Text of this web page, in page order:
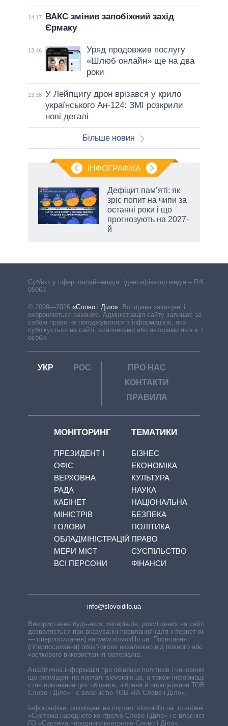
14:17
ВАКС змінив запобіжний захід
Єрмаку
13:46
Уряд продовжив послугу
«Шлюб онлайн» ще на два
роки
13:38 У Лейпцигу дрон врізався у крило
українського Ан-124: ЗМІ розкрили
нові деталі
Більше новин
ІНФОГРАФІКА
Дефіцит пам’яті: як
зріс попит на чипи за
останні роки і що
прогнозують на 2027-
й
Cуб'єкт у сфері онлайн-медіа. Ідентифікатор медіа – R40-
05063
© 2009—2026 «Слово і Діло» Всі права захищені і
охороняються законом. Адміністрація сайту залишає за
собою право не погоджуватися з інформацією, яка
публікується на сайті, власниками або авторами якої є треті
особи.
УКР РОС
ПРО НАС
КОНТАКТИ
ПРАВИЛА
МОНІТОРИНГ
ПРЕЗИДЕНТ І
ОФІС
ВЕРХОВНА
РАДА
КАБІНЕТ
МІНІСТРІВ
ГОЛОВИ
ОБЛАДМІНІСТРАЦІЙ
МЕРИ МІСТ
ВСІ ПЕРСОНИ
ТЕМАТИКИ
БІЗНЕС
ЕКОНОМІКА
КУЛЬТУРА
НАУКА
НАЦІОНАЛЬНА
БЕЗПЕКА
ПОЛІТИКА
ПРАВО
СУСПІЛЬСТВО
ФІНАНСИ
info@slovoidilo.ua
Використання будь-яких матеріалів, розміщених на сайті,
дозволяється при вказуванні посилання (для інтернет-видань
— гіперпосилання) на www.slovoidilo.ua. Посилання
(гіперпосилання) обов’язкове незалежно від повного або
часткового використання матеріалів.
Аналітична інформація про обіцянки політиків і чиновників,
що розміщені на порталі slovoidilo.ua, а також інформація про
стан виконання цих обіцянок, зібрана й опрацьована ТОВ «ІА
Слово і Діло» і є власністю ТОВ «ІА Слово і Діло».
Інфографіки, розміщені на порталі slovoidilo.ua, створені ГО
«Система народного контролю Слово і Діло» і є власністю
ГО «Система народного контролю Слово і Діло».